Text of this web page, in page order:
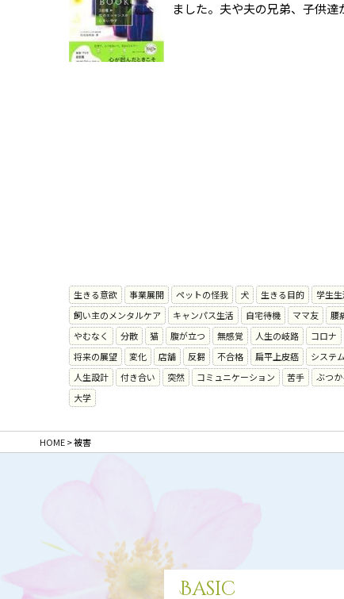
ました。夫や夫の兄弟、子供
生きる意欲 事業展開 ペットの怪我 犬 生きる目的 学生生
飼い主のメンタルケア
キャンパス生活 自宅待機 ママ友 腰
やむなく
分散 猫 腹が立つ 無感覚 人生の岐路 コロナ
将来の展望
変化 店舗 反芻 不合格 扁平上皮癌 システ
人生設計
付き合い 突然 コミュニケーション 苦手 ぶつか
大学
HOME>被害
Basic